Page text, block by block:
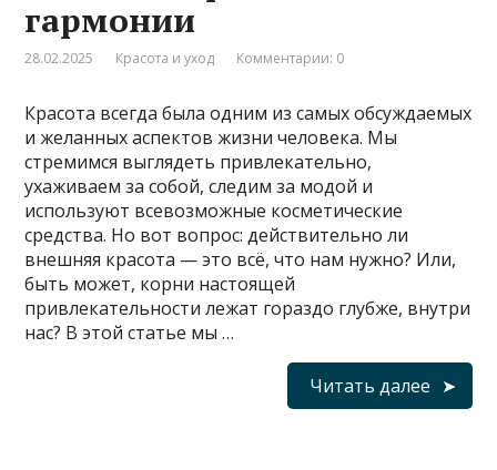
гармонии
28.02.2025 Красота и уход Комментарии: 0
Красота всегда была одним из самых обсуждаемых
и желанных аспектов жизни человека. Мы
стремимся выглядеть привлекательно,
ухаживаем за собой, следим за модой и
используют всевозможные косметические
средства. Но вот вопрос: действительно ли
внешняя красота — это всё, что нам нужно? Или,
быть может, корни настоящей
привлекательности лежат гораздо глубже, внутри
нас? В этой статье мы …
Читать далее